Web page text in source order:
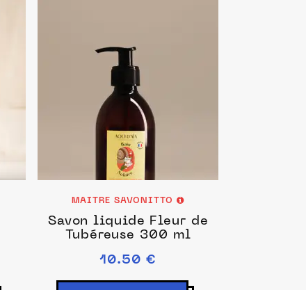
MAITRE SAVONITTO
Savon liquide Fleur de
Tubéreuse 300 ml
10.50 €